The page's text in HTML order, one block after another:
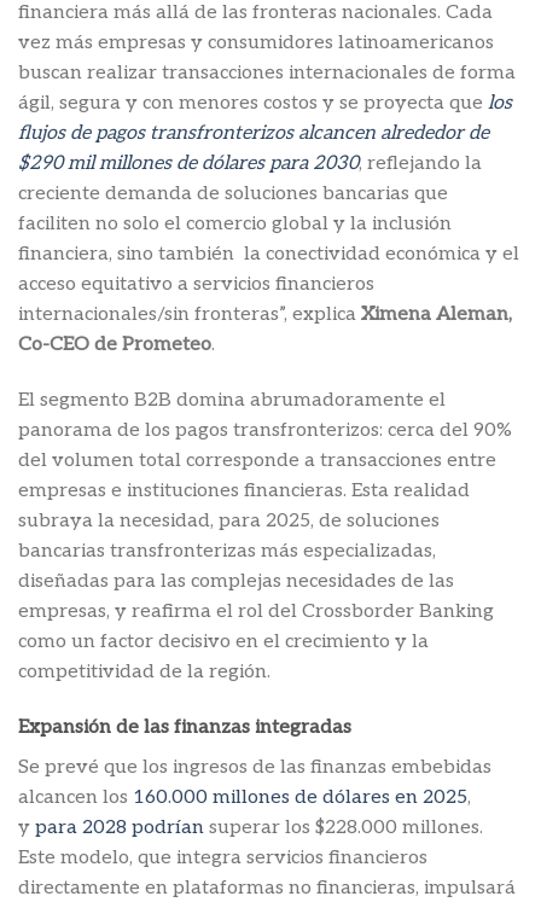
financiera más allá de las fronteras nacionales. Cada
vez más empresas y consumidores latinoamericanos
buscan realizar transacciones internacionales de forma
ágil, segura y con menores costos y se proyecta que los
flujos de pagos transfronterizos alcancen alrededor de
$290 mil millones de dólares para 2030, reflejando la
creciente demanda de soluciones bancarias que
faciliten no solo el comercio global y la inclusión
financiera, sino también la conectividad económica y el
acceso equitativo a servicios financieros
internacionales/sin fronteras”, explica Ximena Aleman,
Co-CEO de Prometeo.
El segmento B2B domina abrumadoramente el
panorama de los pagos transfronterizos: cerca del 90%
del volumen total corresponde a transacciones entre
empresas e instituciones financieras. Esta realidad
subraya la necesidad, para 2025, de soluciones
bancarias transfronterizas más especializadas,
diseñadas para las complejas necesidades de las
empresas, y reafirma el rol del Crossborder Banking
como un factor decisivo en el crecimiento y la
competitividad de la región.
Expansión de las finanzas integradas
Se prevé que los ingresos de las finanzas embebidas
alcancen los 160.000 millones de dólares en 2025,
y para 2028 podrían superar los $228.000 millones.
Este modelo, que integra servicios financieros
directamente en plataformas no financieras, impulsará